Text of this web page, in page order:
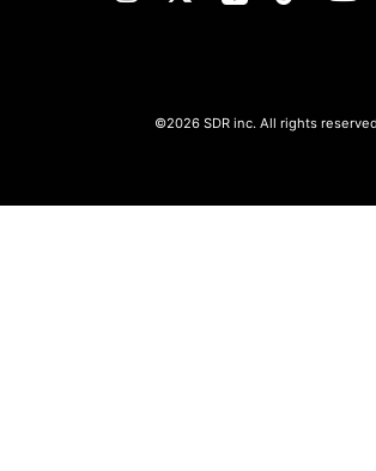
©2026 SDR inc. All rights